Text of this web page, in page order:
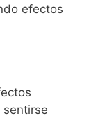
efectos
sentirse